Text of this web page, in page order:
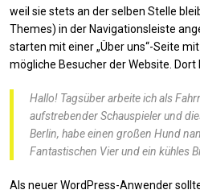
weil sie stets an der selben Stelle
Themes) in der Navigationsleiste
starten mit einer „Über uns“-Seite
mögliche Besucher der Website.
Hallo! Tagsüber arbeite ich als
aufstrebender Schauspieler und
Berlin, habe einen großen Hund
Fantastischen Vier und ein kühles
Als neuer WordPress-Anwender